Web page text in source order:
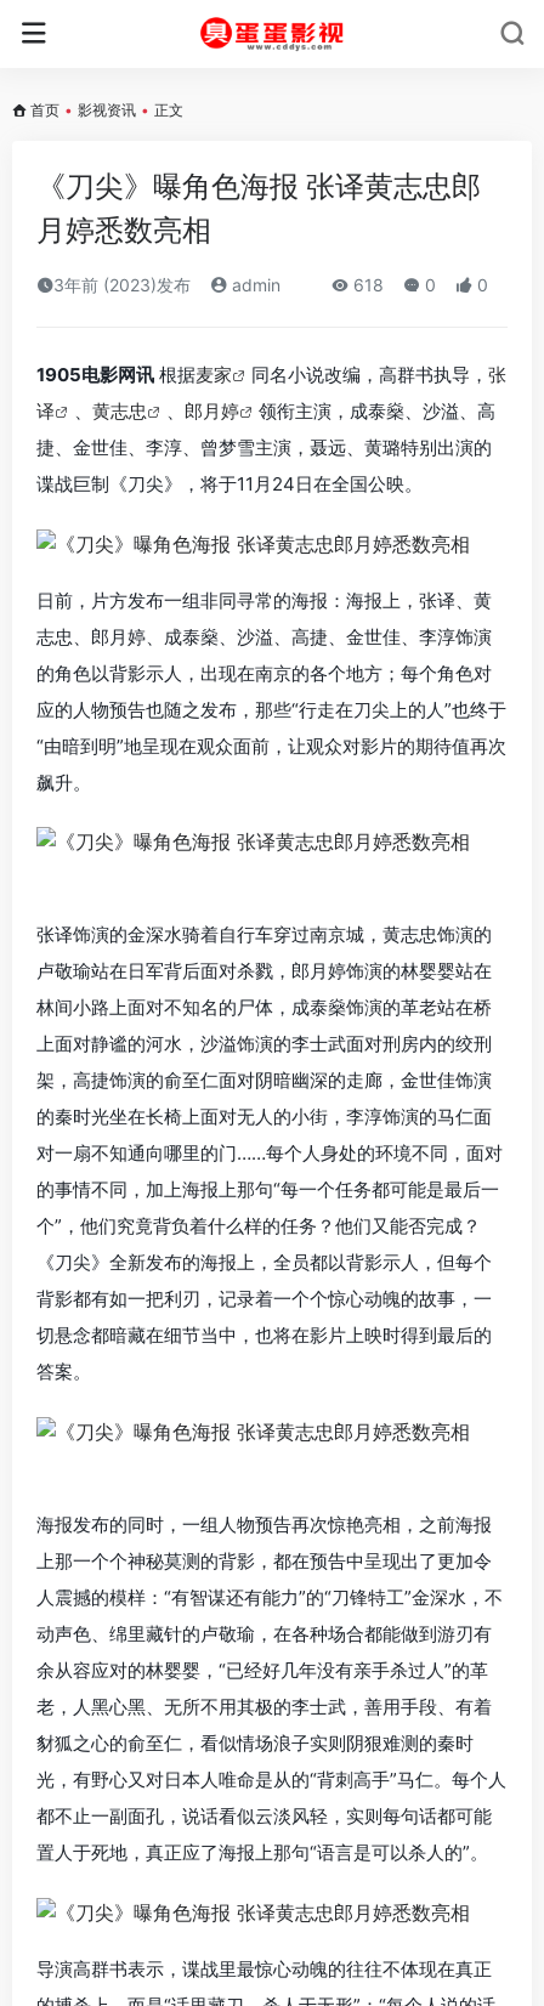
首页 • 影视资讯 • 正文
《刀尖》曝角色海报 张译黄志忠郎
月婷悉数亮相
3年前 (2023)发布 admin 618 0 0
1905电影网讯 根据麦家 同名小说改编，高群书执导， 张
译
、 黄志忠 、 郎月婷
领衔主演，成泰燊、沙溢、高
捷、金世佳、李淳、曾梦雪主演，聂远、黄璐特别出演的
谍战巨制《刀尖》，将于11月24日在全国公映。
日前，片方发布一组非同寻常的海报：海报上，张译、黄
志忠、郎月婷、成泰燊、沙溢、高捷、金世佳、李淳饰演
的角色以背影示人，出现在南京的各个地方；每个角色对
应的人物预告也随之发布，那些“行走在刀尖上的人”也终于
“由暗到明”地呈现在观众面前，让观众对影片的期待值再次
飙升。
张译饰演的金深水骑着自行车穿过南京城，黄志忠饰演的
卢敬瑜站在日军背后面对杀戮，郎月婷饰演的林婴婴站在
林间小路上面对不知名的尸体，成泰燊饰演的革老站在桥
上面对静谧的河水，沙溢饰演的李士武面对刑房内的绞刑
架，高捷饰演的俞至仁面对阴暗幽深的走廊，金世佳饰演
的秦时光坐在长椅上面对无人的小街，李淳饰演的马仁面
对一扇不知通向哪里的门……每个人身处的环境不同，面对
的事情不同，加上海报上那句“每一个任务都可能是最后一
个”，他们究竟背负着什么样的任务？他们又能否完成？
《刀尖》全新发布的海报上，全员都以背影示人，但每个
背影都有如一把利刃，记录着一个个惊心动魄的故事，一
切悬念都暗藏在细节当中，也将在影片上映时得到最后的
答案。
海报发布的同时，一组人物预告再次惊艳亮相，之前海报
上那一个个神秘莫测的背影，都在预告中呈现出了更加令
人震撼的模样：“有智谋还有能力”的“刀锋特工”金深水，不
动声色、绵里藏针的卢敬瑜，在各种场合都能做到游刃有
余从容应对的林婴婴，“已经好几年没有亲手杀过人”的革
老，人黑心黑、无所不用其极的李士武，善用手段、有着
豺狐之心的俞至仁，看似情场浪子实则阴狠难测的秦时
光，有野心又对日本人唯命是从的“背刺高手”马仁。每个人
都不止一副面孔，说话看似云淡风轻，实则每句话都可能
置人于死地，真正应了海报上那句“语言是可以杀人的”。
导演高群书表示，谍战里最惊心动魄的往往不体现在真正